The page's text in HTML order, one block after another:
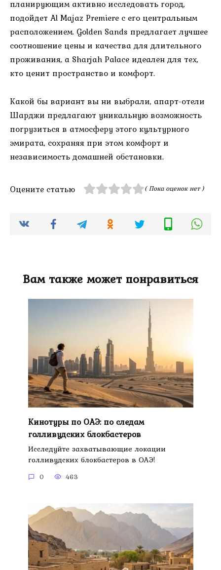
планирующим активно исследовать город,
подойдет Al Majaz Premiere с его центральным
расположением. Golden Sands предлагает лучшее
соотношение цены и качества для длительного
проживания, а Sharjah Palace идеален для тех,
кто ценит пространство и комфорт.
Какой бы вариант вы ни выбрали, апарт-отели
Шарджи предлагают уникальную возможность
погрузиться в атмосферу этого культурного
эмирата, сохраняя при этом комфорт и
независимость домашней обстановки.
Оцените статью ( Пока оценок нет )
Вам также может понравиться
Кинотуры по ОАЭ: по следам
голливудских блокбастеров
Исследуйте захватывающие локации
голливудских блокбастеров в ОАЭ!
0 463